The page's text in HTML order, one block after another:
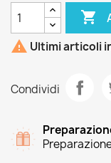

 Ultimi articoli
Condividi